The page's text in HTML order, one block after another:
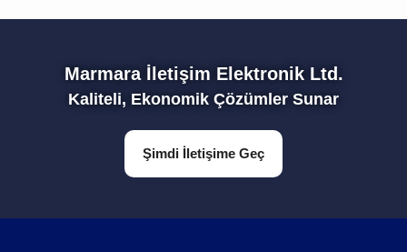
Marmara İletişim Elektronik Ltd.
Kaliteli, Ekonomik Çözümler Sunar
Şimdi İletişime Geç